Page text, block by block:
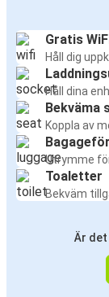
Gratis
Håll dig
Håll dina
Bekväma
Koppla av
Utrymme
Toaletter
Bekväm
Är